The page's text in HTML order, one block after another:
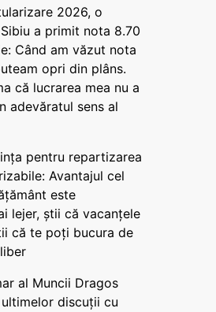
2026, o
a primit nota 8.70
Când am văzut nota
opri din plâns.
că lucrarea mea nu a
adevăratul sens al
pentru repartizarea
Avantajul cel
este
lejer, știi că vacanțele
că te poți bucura de
al Muncii Dragos
ultimelor discuții cu